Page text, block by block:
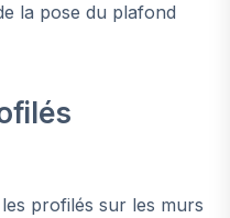
la pose du plafond
profilés sur les murs